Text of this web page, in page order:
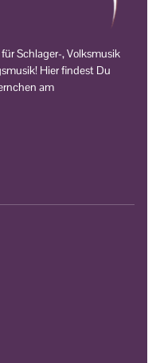
Schlager-, Volksmusik
Hier findest Du
am